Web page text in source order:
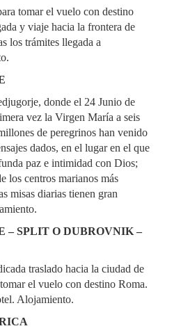
tomar el vuelo con destino
y viaje hacia la frontera de
los trámites llegada a
donde el 24 Junio de
vez la Virgen María a seis
de peregrinos han venido
dados, en el lugar en el que
paz e intimidad con Dios;
los centros marianos más
misas diarias tienen gran
– SPLIT O DUBROVNIK –
traslado hacia la ciudad de
el vuelo con destino Roma.
Alojamiento.